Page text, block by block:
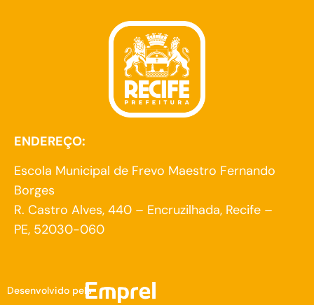
ENDEREÇO:
Escola Municipal de Frevo Maestro Fernando
Borges
R. Castro Alves, 440 – Encruzilhada, Recife –
PE, 52030-060
Desenvolvido pela